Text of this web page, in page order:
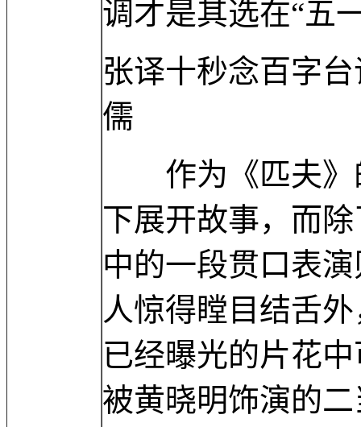
调才是其选在“五
张译十秒念百字
儒
作为《匹夫》
下展开故事，而
中的一段贯口表
人惊得瞠目结舌
已经曝光的片花
被黄晓明饰演的